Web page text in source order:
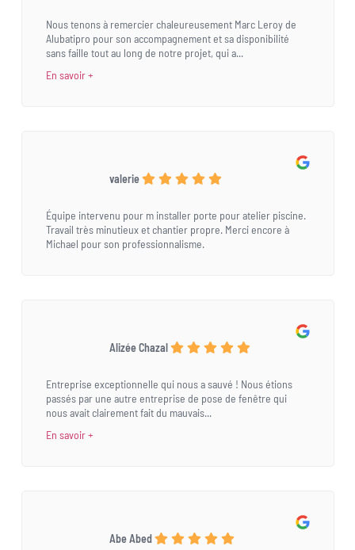
Nous tenons à remercier chaleureusement Marc Leroy de
Alubatipro pour son accompagnement et sa disponibilité
sans faille tout au long de notre projet, qui a...
En savoir +
valerie
Équipe intervenu pour m installer porte pour atelier piscine.
Travail très minutieux et chantier propre. Merci encore à
Michael pour son professionnalisme.
Alizée Chazal
Entreprise exceptionnelle qui nous a sauvé ! Nous étions
passés par une autre entreprise de pose de fenêtre qui
nous avait clairement fait du mauvais...
En savoir +
Abe Abed